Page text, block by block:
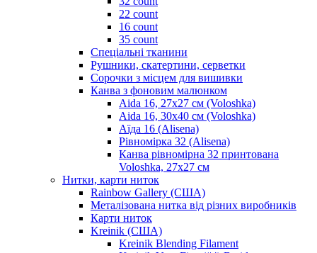
22 count
16 count
35 count
Спеціальні тканини
Рушники, скатертини, серветки
Сорочки з місцем для вишивки
Канва з фоновим малюнком
Aida 16, 27х27 см (Voloshka)
Aida 16, 30х40 см (Voloshka)
Аїда 16 (Alisena)
Рівномірка 32 (Alisena)
Канва рівномірна 32 принтована
Voloshka, 27х27 см
Нитки, карти ниток
Rainbow Gallery (США)
Металізована нитка від різних виробників
Карти ниток
Kreinik (США)
Kreinik Blending Filament